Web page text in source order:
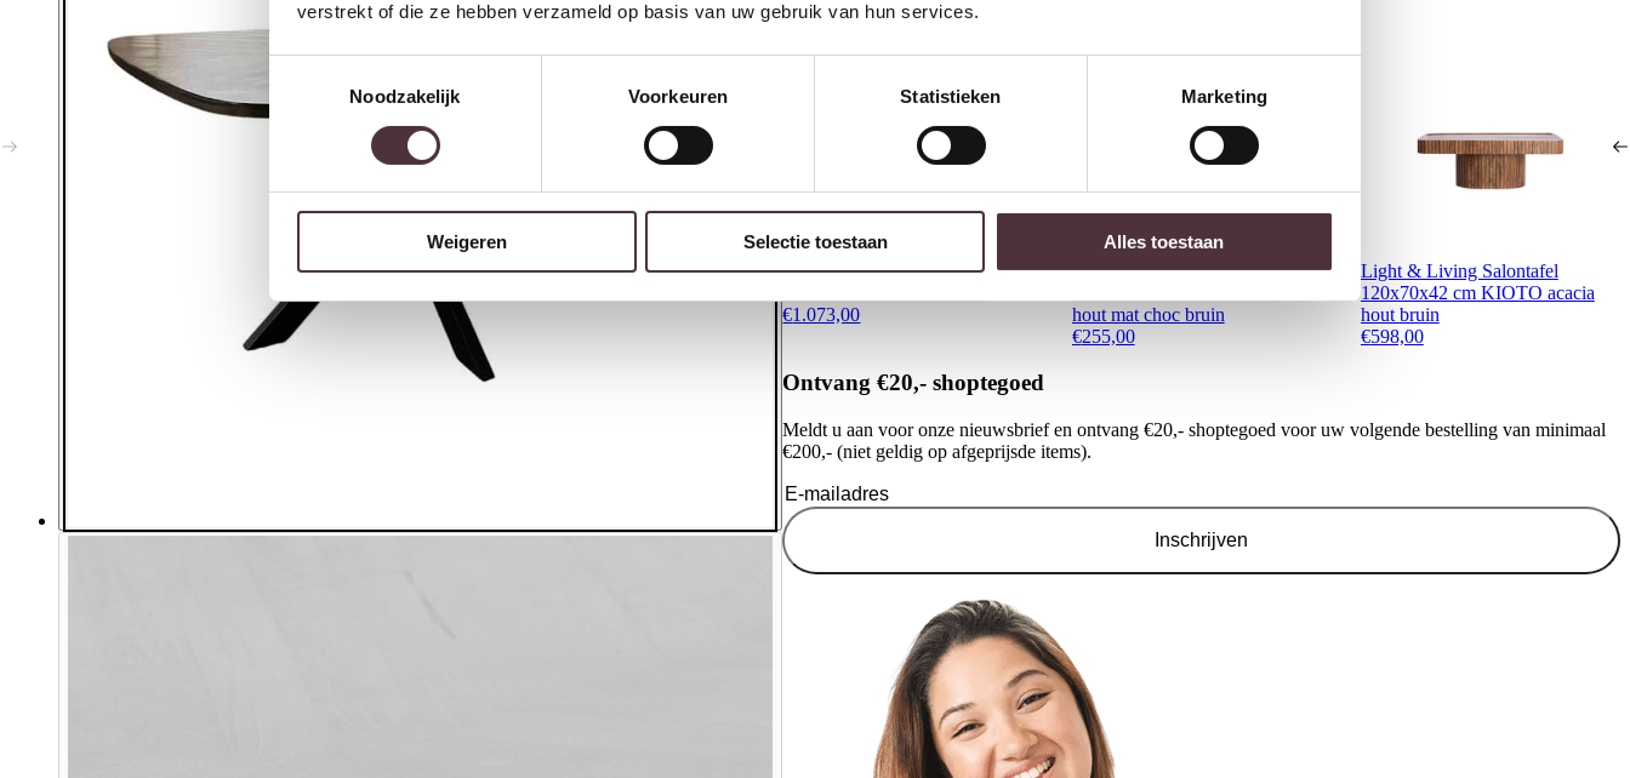
verstrekt of die ze hebben verzameld op basis van uw gebruik van hun services.
Noodzakelijk
Voorkeuren Statistieken Marketing
Weigeren Selectie toestaan Alles toestaan
Richmond Interiors Salontafel
€1.073,00
Light & Living Bijzettafel S/2
hout mat choc bruin
€255,00
Light & Living Salontafel
120x70x42 cm KIOTO acacia
hout bruin
€598,00
Ontvang €20,- shoptegoed
Meldt u aan voor onze nieuwsbrief en ontvang €20,- shoptegoed voor uw volgende bestelling van minimaal
€200,- (niet geldig op afgeprijsde items).
Inschrijven